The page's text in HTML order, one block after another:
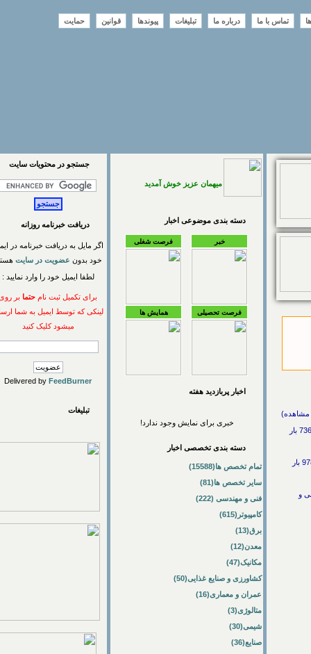
تماس با ما درباره ما تبلیغات پیوندها قوانین حمایت
راه اندازی قطب مهندسی پزشکی در دانشگاه صنعتی امیرکبیر / فنی و مهندسی -> مهندسی پزشکی / 12/8/1389 / (736 بار
با لیزر در کشور / فنی و مهندسی -> مهندسی پزشکی / / (978 بار
میهمان عزیز خوش آمدید
دسته بندی موضوعی اخبار
فرصت شغلی
فرصت تحصیلی همایش ها
اخبار پربازديد هفته
خبری برای نمایش وجود ندارد!
دسته بندی تخصصی اخبار
تمام تخصص ها(15588)
سایر تخصص ها(81)
فنی و مهندسی (222)
کامپیوتر(615)
برق(13)
معدن(12)
مکانیک(47)
کشاورزی و صنایع غذایی(50)
عمران و معماری(16)
متالوژی(3)
شیمی(30)
صنایع(36)
جستجو در محتويات سايت
دریافت خبرنامه روزانه
اگر مایل به دریافت خبرنامه در ایمیل
خود بدونعضویت در سایتهستید
لطفا ایمیل خود را وارد نمایید :
برای تکمیل ثبت نام حتمابر روی
لینکی که توسط ایمیل به شما ارسال
میشود کلیک کنید
Delivered byFeedBurner
تبلیغات